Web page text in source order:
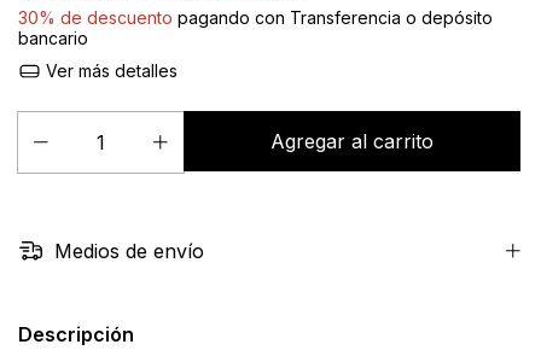
30% de descuento pagando con Transferencia o depósito
bancario
Ver más detalles
Medios de envío
Descripción